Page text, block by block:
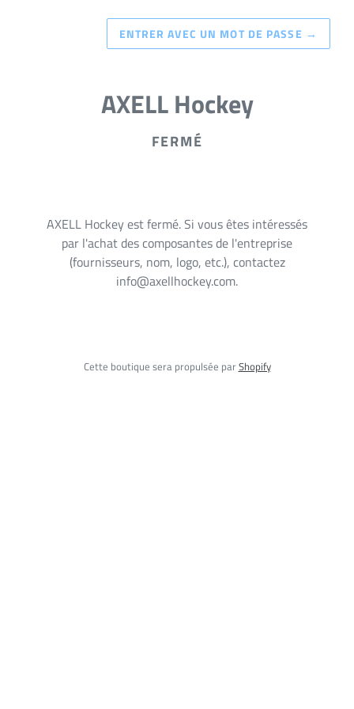
ENTRER AVEC UN MOT DE PASSE →
AXELL Hockey
FERMÉ
AXELL Hockey est fermé. Si vous êtes intéressés
par l'achat des composantes de l'entreprise
(fournisseurs, nom, logo, etc.), contactez
info@axellhockey.com.
Cette boutique sera propulsée parShopify